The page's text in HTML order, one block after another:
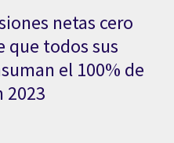
netas cero
que todos sus
el 100% de
2023